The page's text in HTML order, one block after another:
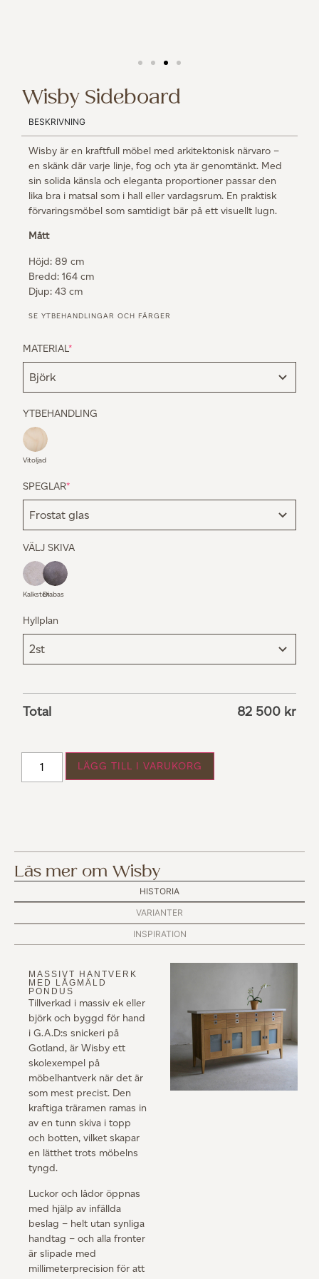
Wisby Sideboard
BESKRIVNING
Wisby är en kraftfull möbel med arkitektonisk närvaro –
en skänk där varje linje, fog och yta är genomtänkt. Med
sin solida känsla och eleganta proportioner passar den
lika bra i matsal som i hall eller vardagsrum. En praktisk
förvaringsmöbel som samtidigt bär på ett visuellt lugn.
Mått
Höjd: 89 cm
Bredd: 164 cm
Djup: 43 cm
SE YTBEHANDLINGAR OCH FÄRGER
MATERIAL*
YTBEHANDLING
Vitoljad
SPEGLAR*
VÄLJ SKIVA
KalkstenDiabas
Hyllplan
Total 82 500 kr
LÄGG TILL I VARUKORG
Läs mer om Wisby
HISTORIA
VARIANTER
INSPIRATION
MASSIVT HANTVERK
MED LÅGMÄLD
PONDUS
Tillverkad i massiv ek eller
björk och byggd för hand
i G.A.D:s snickeri på
Gotland, är Wisby ett
skolexempel på
möbelhantverk när det är
som mest precist. Den
kraftiga träramen ramas in
av en tunn skiva i topp
och botten, vilket skapar
en lätthet trots möbelns
tyngd.
Luckor och lådor öppnas
med hjälp av infällda
beslag – helt utan synliga
handtag – och alla fronter
är slipade med
millimeterprecision för att